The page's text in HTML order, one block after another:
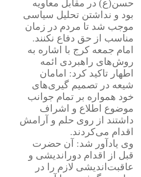
حسن(ع) در مقابل معاویه
بود و نداشتن تحلیل سیاسی
موجب شد تا مردم در زمان
مناسب از حق دفاع نکنند.
امام جمعه کرج با اشاره به
روش‌های راهبردی ائمه
اطهار تاکید کرد: امامان
شیعه در تصمیم گیری‌های
خود همواره بر تمام جوانب
موضوع اطلاع و اشراف
داشتند از روی حلم و آرامش
اقدام می‌کردند.
وی یادآور شد: آن حضرت
قبل از اقدام دوراندیشی و
عاقبت‌اندیشی لازم را در